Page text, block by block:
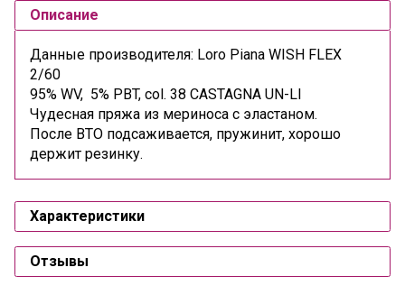
Описание
Данные производителя: Loro Piana WISH FLEX
2/60
95% WV, 5% PBT, col. 38 CASTAGNA UN-LI
Чудесная пряжа из мериноса с эластаном.
После ВТО подсаживается, пружинит, хорошо
держит резинку.
Характеристики
Отзывы